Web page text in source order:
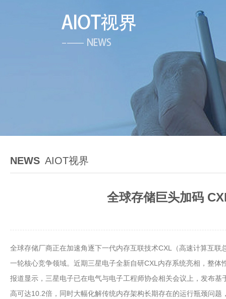
NEWS AIOT视界
全球存储巨头加码
全球存储厂商正在加速角逐下一代内存互联技术CXL（高速计算互
一轮核心竞争领域。近期三星电子全新自研CXL内存系统亮相，整体
报道显示，三星电子已在电气与电子工程师协会相关会议上，发布
高可达10.2倍，同时大幅化解传统内存架构长期存在的运行瓶颈问